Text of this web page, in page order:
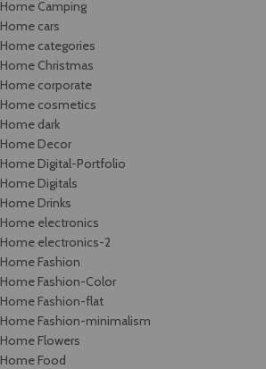
Home Camping
Home cars
Home categories
Home Christmas
Home corporate
Home cosmetics
Home dark
Home Decor
Home Digital-Portfolio
Home Digitals
Home Drinks
Home electronics
Home electronics-2
Home Fashion
Home Fashion-Color
Home Fashion-flat
Home Fashion-minimalism
Home Flowers
Home Food